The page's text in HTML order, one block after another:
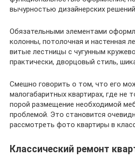
вычурностью дизайнерских
Обязательными элементами
колонны, потолочная и настенная
витые лестницы с чугунным
практически, дворцовый стиль,
Смешно говорить о том, что его
малогабаритных квартирах, где не
порой размещение необходимой
проблемой. Это становится
рассмотреть фото квартиры в
Классический ремонт